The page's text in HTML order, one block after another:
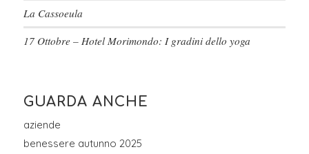
La Cassoeula
17 Ottobre – Hotel Morimondo: I gradini dello yoga
GUARDA ANCHE
aziende
benessere autunno 2025